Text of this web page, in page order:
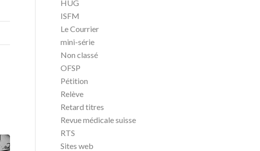
HUG
ISFM
Le Courrier
mini-série
Non classé
OFSP
Pétition
Relève
Retard titres
Revue médicale suisse
RTS
Sites web